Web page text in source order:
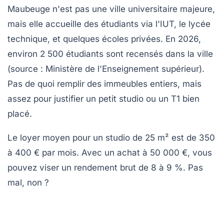
Maubeuge n'est pas une ville universitaire majeure,
mais elle accueille des étudiants via l'IUT, le lycée
technique, et quelques écoles privées. En 2026,
environ 2 500 étudiants sont recensés dans la ville
(source : Ministère de l'Enseignement supérieur).
Pas de quoi remplir des immeubles entiers, mais
assez pour justifier un petit studio ou un T1 bien
placé.
Le loyer moyen pour un studio de 25 m² est de 350
à 400 € par mois. Avec un achat à 50 000 €, vous
pouvez viser un rendement brut de 8 à 9 %. Pas
mal, non ?